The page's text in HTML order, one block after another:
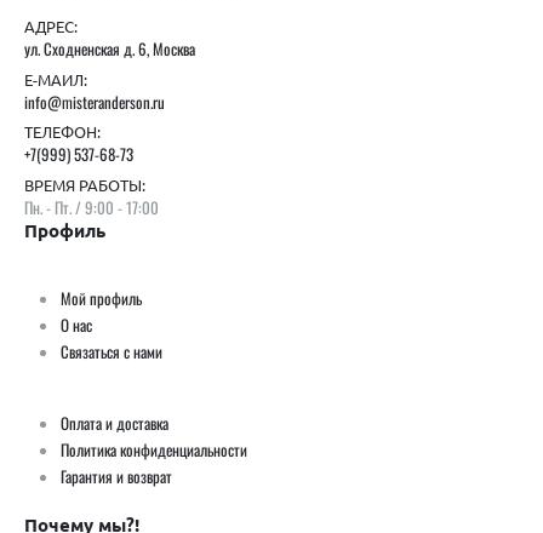
АДРЕС:
ул. Сходненская д. 6, Москва
Е-МАИЛ:
info@misteranderson.ru
ТЕЛЕФОН:
+7(999) 537-68-73
ВРЕМЯ РАБОТЫ:
Пн. - Пт. / 9:00 - 17:00
Профиль
Мой профиль
О нас
Связаться с нами
Оплата и доставка
Политика конфиденциальности
Гарантия и возврат
Почему мы?!